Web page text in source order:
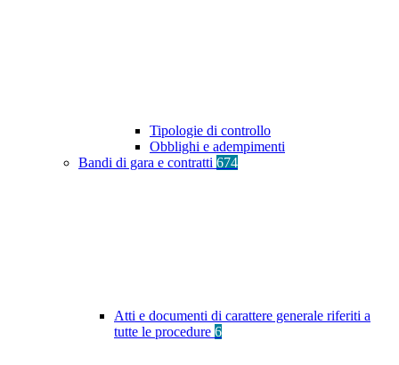
Tipologie di controllo
Obblighi e adempimenti
Bandi di gara e contratti 674
Atti e documenti di carattere generale riferiti a
tutte le procedure 6